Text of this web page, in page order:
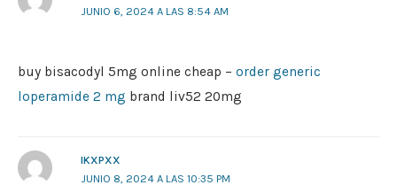
JUNIO 6, 2024 A LAS 8:54 AM
buy bisacodyl 5mg online cheap – order generic
loperamide 2 mg brand liv52 20mg
IKXPXX
JUNIO 8, 2024 A LAS 10:35 PM